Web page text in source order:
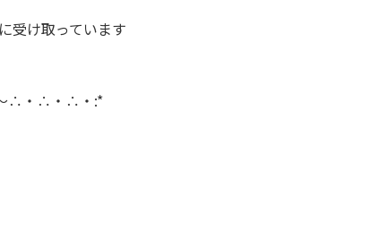
受け取っています
・∴・∴・:*